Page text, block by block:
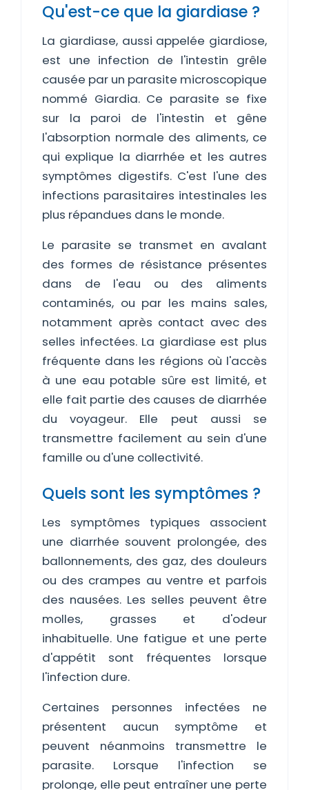
Qu'est-ce que la giardiase ?
La giardiase, aussi appelée giardiose,
est une infection de l'intestin grêle
causée par un parasite microscopique
nommé Giardia. Ce parasite se fixe
sur la paroi de l'intestin et gêne
l'absorption normale des aliments, ce
qui explique la diarrhée et les autres
symptômes digestifs. C'est l'une des
infections parasitaires intestinales les
plus répandues dans le monde.
Le parasite se transmet en avalant
des formes de résistance présentes
dans de l'eau ou des aliments
contaminés, ou par les mains sales,
notamment après contact avec des
selles infectées. La giardiase est plus
fréquente dans les régions où l'accès
à une eau potable sûre est limité, et
elle fait partie des causes de diarrhée
du voyageur. Elle peut aussi se
transmettre facilement au sein d'une
famille ou d'une collectivité.
Quels sont les symptômes ?
Les symptômes typiques associent
une diarrhée souvent prolongée, des
ballonnements, des gaz, des douleurs
ou des crampes au ventre et parfois
des nausées. Les selles peuvent être
molles, grasses et d'odeur
inhabituelle. Une fatigue et une perte
d'appétit sont fréquentes lorsque
l'infection dure.
Certaines personnes infectées ne
présentent aucun symptôme et
peuvent néanmoins transmettre le
parasite. Lorsque l'infection se
prolonge, elle peut entraîner une perte